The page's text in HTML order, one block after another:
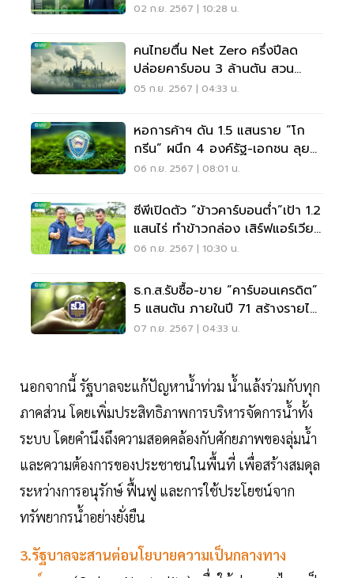
02 ก.ย. 2567 | 10:28 น.
คนไทยตื่น Net Zero ครึ่งปีลด
ปล่อยคาร์บอน 3 ล้านตัน สวน
ทางการใช้พลังงานพุ่ง
05 ก.ย. 2567 | 04:33 น.
หอการค้าฯ ดัน 1.5 แสนราย “โก
กรีน” ผนึก 4 องค์รัฐ-เอกชน ลุย
ลดคาร์บอน
06 ก.ย. 2567 | 08:01 น.
ซีพีเปิดตัว “ข้าวคาร์บอนต่ำ”เป้า 1.2
แสนไร่ ทำข้าวกล่อง เสิร์ฟแอร์เวียด
เจ็ท
06 ก.ย. 2567 | 10:30 น.
ธ.ก.ส.รับซื้อ-ขาย “คาร์บอนเครดิต”
5 แสนตัน ภายในปี 71 สร้างรายได้
ชุมชน
07 ก.ย. 2567 | 04:33 น.
นอกจากนี้ รัฐบาลจะแก้ปัญหาน้ำท่วม น้ำแล้งร่วมกับทุก
ภาคส่วน โดยเพิ่มประสิทธิภาพการบริหารจัดการน้ำทั้ง
ระบบ โดยคำนึงถึงความสอดคล้องกับศักยภาพของลุ่มน้ำ
และความต้องการของประชาชนในพื้นที่ เพื่อสร้างสมดุล
ระหว่างการอนุรักษ์ ฟื้นฟู และการใช้ประโยชน์จาก
ทรัพยากรน้ำอย่างยั่งยืน
3.รัฐบาลจะสานต่อนโยบายความเป็นกลางทาง